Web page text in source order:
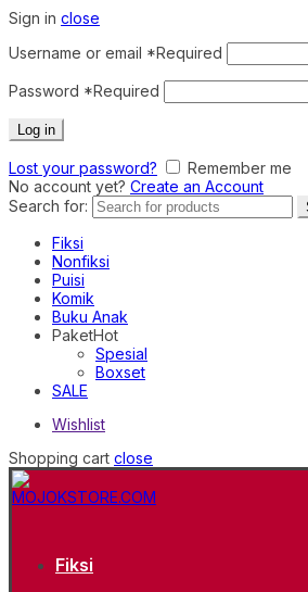
Sign in close
Username or email *Required
Password *Required
Log in
Lost your password?
Remember me
No account yet? Create an Account
Search for:
Fiksi
Nonfiksi
Puisi
Komik
Buku Anak
PaketHot
Spesial
Boxset
SALE
Wishlist
Shopping cart close
Fiksi